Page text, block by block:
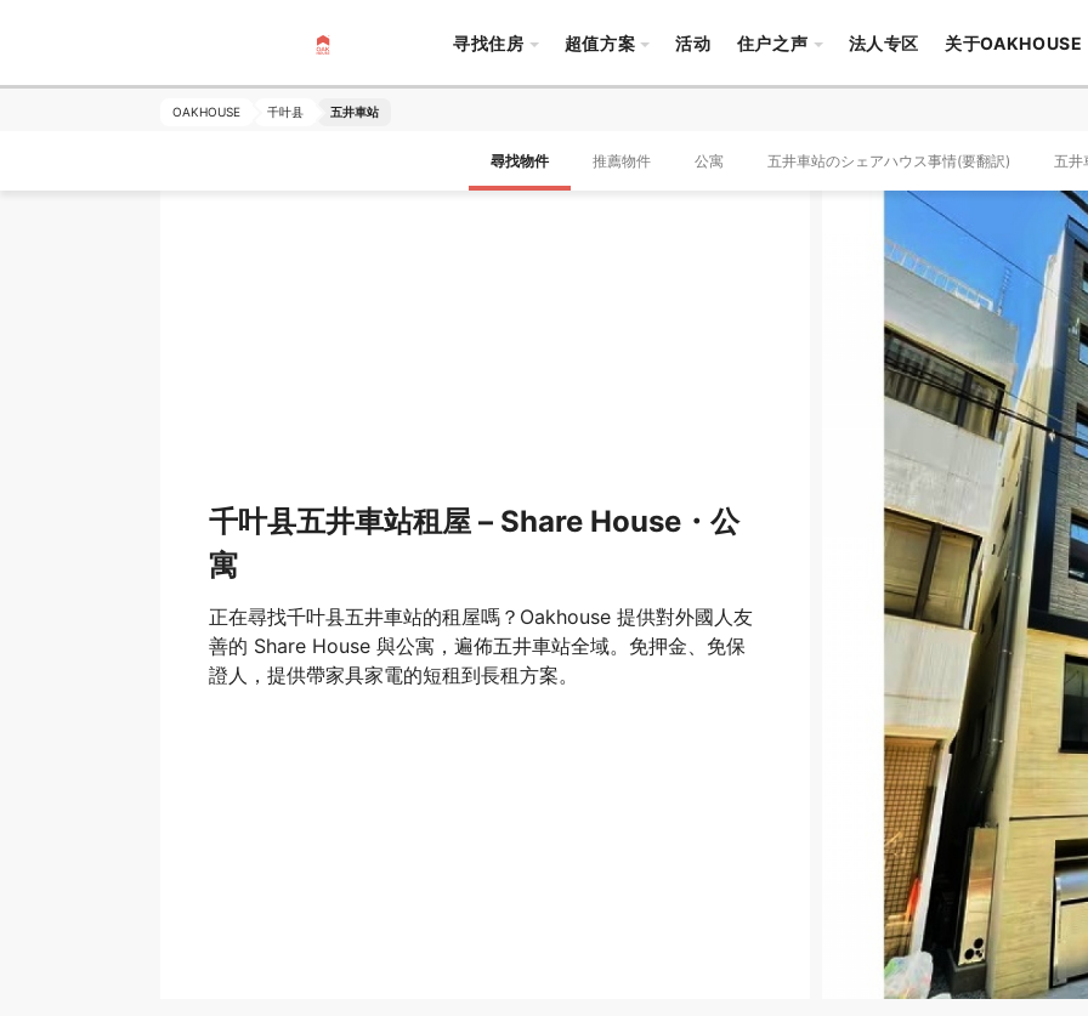
寻找住房 超值方案 活动 住户之声 法人专区 关于OAKHOUSE
OAKHOUSE 千叶县 五井車站
尋找物件 推薦物件 公寓 五井車站のシェアハウス事情(要翻訳) 五井
千叶县五井車站租屋 – Share House・公
寓
正在尋找千叶县五井車站的租屋嗎？Oakhouse 提供對外國人友
善的 Share House 與公寓，遍佈五井車站全域。免押金、免保
證人，提供帶家具家電的短租到長租方案。